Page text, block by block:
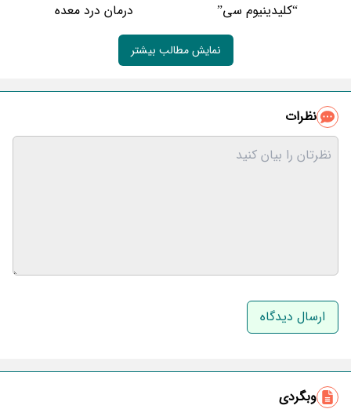
“کلیدینیوم سی”
درمان درد معده
نمایش مطالب بیشتر
نظرات
نام و نام خانوادگی
وبگردی